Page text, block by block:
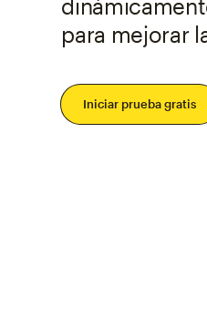
para mejorar
Iniciar prueba gratis